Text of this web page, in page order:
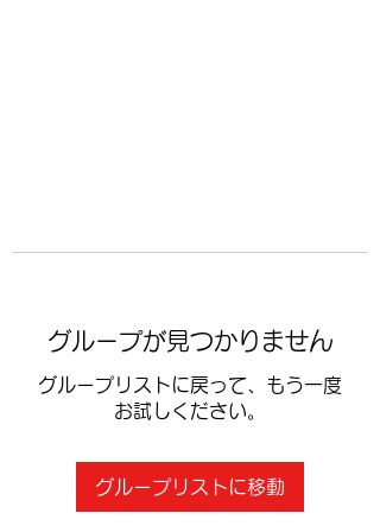
グループが見つかりません
グループリストに戻って、もう一度
お試しください。
グループリストに移動